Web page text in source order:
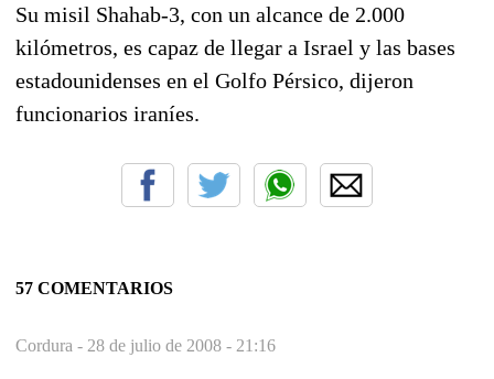
Su misil Shahab-3, con un alcance de 2.000
kilómetros, es capaz de llegar a Israel y las bases
estadounidenses en el Golfo Pérsico, dijeron
funcionarios iraníes.
57 COMENTARIOS
Cordura - 28 de julio de 2008 - 21:16